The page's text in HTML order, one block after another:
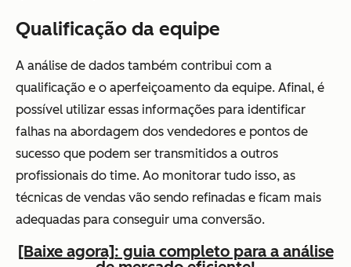
Qualificação da equipe
A análise de dados também contribui com a
qualificação e o aperfeiçoamento da equipe. Afinal, é
possível utilizar essas informações para identificar
falhas na abordagem dos vendedores e pontos de
sucesso que podem ser transmitidos a outros
profissionais do time. Ao monitorar tudo isso, as
técnicas de vendas vão sendo refinadas e ficam mais
adequadas para conseguir uma conversão.
[Baixe agora]: guia completo para a análise